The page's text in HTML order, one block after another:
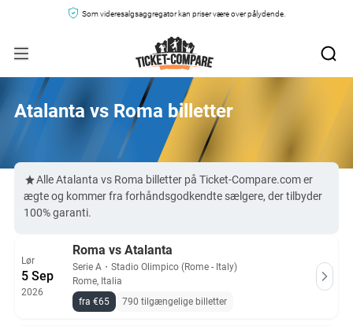
Som videresalgsaggregator kan priser være over pålydende.
Atalanta vs Roma billetter
Alle Atalanta vs Roma billetter på Ticket-Compare.com er
ægte og kommer fra forhåndsgodkendte sælgere, der tilbyder
100% garanti.
Lør
5 Sep
2026
Roma vs Atalanta
Serie A ・ Stadio Olimpico (Rome - Italy)
Rome, Italia
fra €65
790 tilgængelige billetter